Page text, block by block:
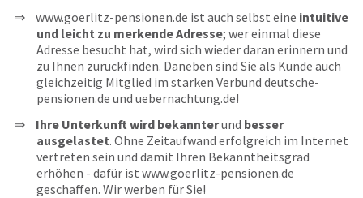
www.goerlitz-pensionen.de ist auch selbst eine intuitive
und leicht zu merkende Adresse; wer einmal diese
Adresse besucht hat, wird sich wieder daran erinnern und
zu Ihnen zurückfinden. Daneben sind Sie als Kunde auch
gleichzeitig Mitglied im starken Verbund deutsche-
pensionen.de und uebernachtung.de!
Ihre Unterkunft wird bekannterund besser
ausgelastet. Ohne Zeitaufwand erfolgreich im Internet
vertreten sein und damit Ihren Bekanntheitsgrad
erhöhen - dafür ist www.goerlitz-pensionen.de
geschaffen. Wir werben für Sie!